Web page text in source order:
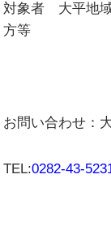
対象者 大平地
方等
お問い合わせ：
TEL:0282-43-